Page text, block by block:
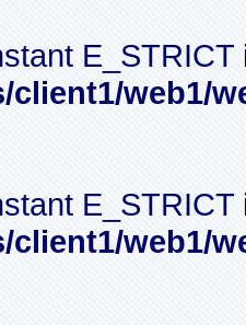
client1/web1/
client1/web1/